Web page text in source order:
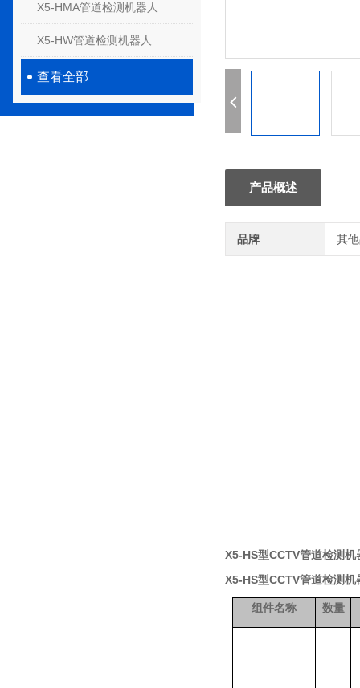
X5-HMA管道检测机器人
X5-HW管道检测机器人
查看全部
产品概述
品牌 其
X5-HS型CCTV管道检测机
X5-HS型CCTV管道检测机
组件名称 数量